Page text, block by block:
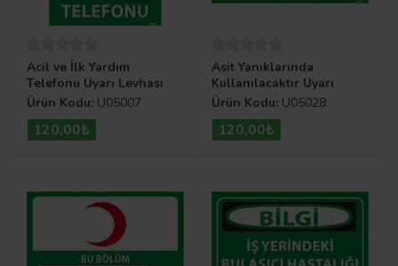
Acil ve İlk Yardım
Telefonu Uyarı Levhası
Ürün Kodu: U05007
120,00₺
Asit Yanıklarında
Kullanılacaktır Uyarı
Levhası
Ürün Kodu: U05028
120,00₺